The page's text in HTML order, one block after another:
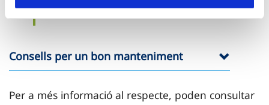
de l’aigua de consum humà.
Consells per un bon manteniment
Per a més informació al respecte, poden consultar